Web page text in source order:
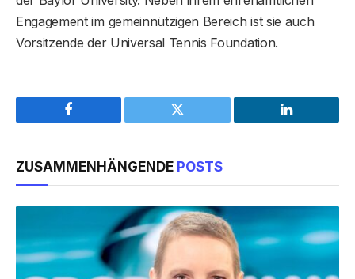
Engagement im gemeinnützigen Bereich ist sie auch
Vorsitzende der Universal Tennis Foundation.
Facebook Twitter LinkedIn
ZUSAMMENHÄNGENDE POSTS